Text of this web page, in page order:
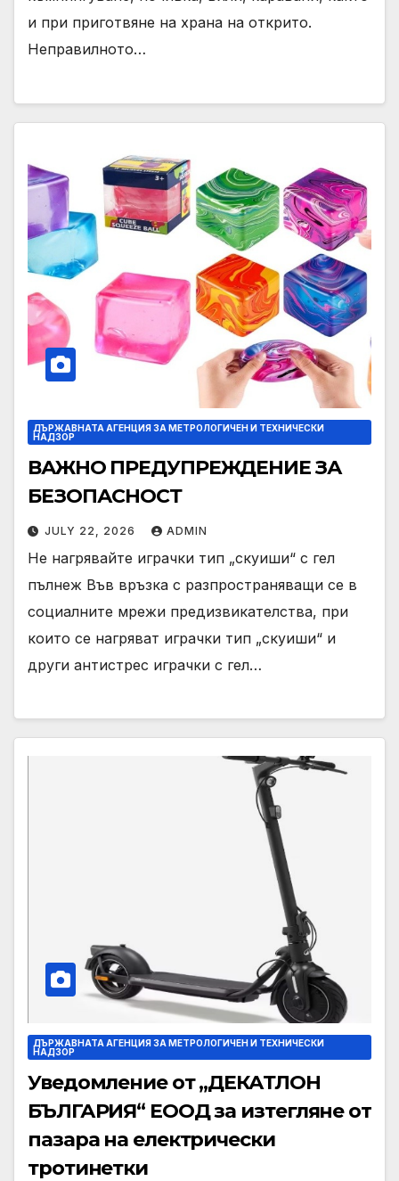
и при приготвяне на храна на открито.
Неправилното…
ДЪРЖАВНАТА АГЕНЦИЯ ЗА МЕТРОЛОГИЧЕН И ТЕХНИЧЕСКИ
НАДЗОР
ВАЖНО ПРЕДУПРЕЖДЕНИЕ ЗА
БЕЗОПАСНОСТ
JULY 22, 2026 ADMIN
Не нагрявайте играчки тип „скуиши“ с гел
пълнеж Във връзка с разпространяващи се в
социалните мрежи предизвикателства, при
които се нагряват играчки тип „скуиши“ и
други антистрес играчки с гел…
ДЪРЖАВНАТА АГЕНЦИЯ ЗА МЕТРОЛОГИЧЕН И ТЕХНИЧЕСКИ
НАДЗОР
Уведомление от „ДЕКАТЛОН
БЪЛГАРИЯ“ ЕООД за изтегляне от
пазара на електрически
тротинетки